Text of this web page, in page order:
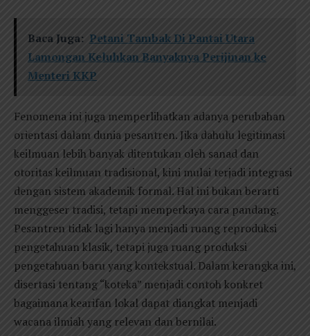
Baca Juga: Petani Tambak Di Pantai Utara
Lamongan Keluhkan Banyaknya Perijinan ke
Menteri KKP
Fenomena ini juga memperlihatkan adanya perubahan
orientasi dalam dunia pesantren. Jika dahulu legitimasi
keilmuan lebih banyak ditentukan oleh sanad dan
otoritas keilmuan tradisional, kini mulai terjadi integrasi
dengan sistem akademik formal. Hal ini bukan berarti
menggeser tradisi, tetapi memperkaya cara pandang.
Pesantren tidak lagi hanya menjadi ruang reproduksi
pengetahuan klasik, tetapi juga ruang produksi
pengetahuan baru yang kontekstual. Dalam kerangka ini,
disertasi tentang “koteka” menjadi contoh konkret
bagaimana kearifan lokal dapat diangkat menjadi
wacana ilmiah yang relevan dan bernilai.